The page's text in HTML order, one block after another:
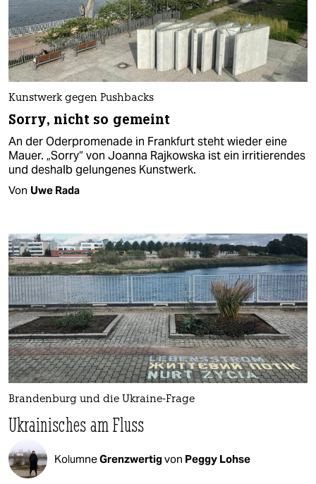
Kunstwerk gegen Pushbacks
Sorry, nicht so gemeint
An der Oderpromenade in Frankfurt steht wieder eine
Mauer. „Sorry“ von Joanna Rajkowska ist ein irritierendes
und deshalb gelungenes Kunstwerk.
Von Uwe Rada
Brandenburg und die Ukraine-Frage
Ukrainisches am Fluss
KolumneGrenzwertigvon Peggy Lohse